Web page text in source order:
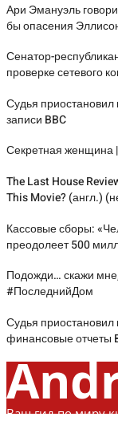
Ари Эмануэль
бы опасения
Сенатор-
проверке сетевого
Судья
записи BBC
Секретная женщина
The Last House
This Movie? (англ.)
Кассовые сборы:
преодолеет 500
Подожди… скажи
#ПоследнийДом
Судья
финансовые отчеты
Ваш гид по миру